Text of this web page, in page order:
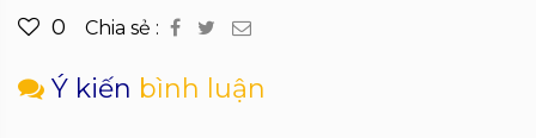
0 Chia sẻ :
Ý kiến bình luận